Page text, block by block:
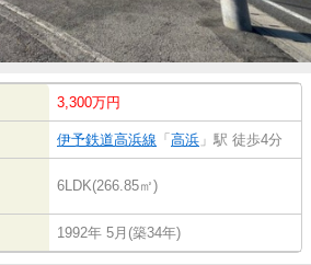
3,300万円
伊予鉄道高浜線 「 高浜 」駅 徒歩4分
6LDK(266.85㎡)
1992年 5月(築34年)